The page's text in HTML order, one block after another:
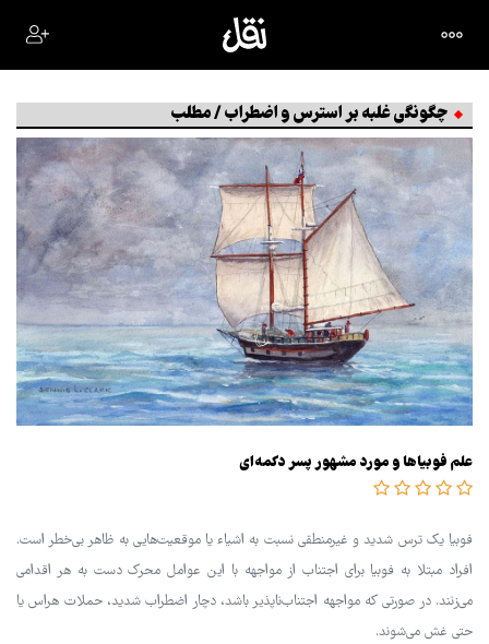
چگونگی غلبه بر استرس و اضطراب / مطلب
علم فوبیاها و مورد مشهور پسر دکمه‌ای
فوبیا یک ترس شدید و غیرمنطقی نسبت به اشیاء یا موقعیت‌هایی به ظاهر بی‌خطر است.
افراد مبتلا به فوبیا برای اجتناب از مواجهه با این عوامل محرک دست به هر اقدامی
می‌زنند. در صورتی که مواجهه اجتناب‌ناپذیر باشد، دچار اضطراب شدید، حملات هراس یا
حتی غش می‌شوند.